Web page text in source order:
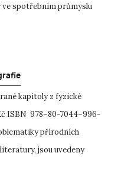
spotřebním průmyslu
kapitoly z fyzické
ISBN 978–80-7044–996-
přírodních
jsou uvedeny